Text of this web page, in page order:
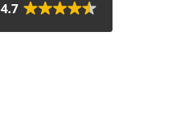
4.7